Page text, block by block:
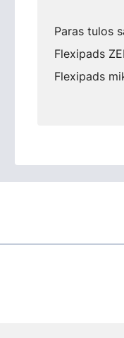
Paras tulos
Flexipads
Flexipads